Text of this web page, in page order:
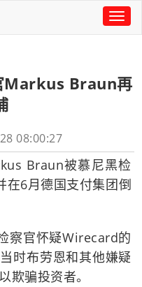
Toggle
Markus Braun再
08:00:27
Braun被慕尼黑检
在6月德国支付集团倒
察官怀疑Wirecard的
时布劳恩和其他嫌疑
欺骗投资者。